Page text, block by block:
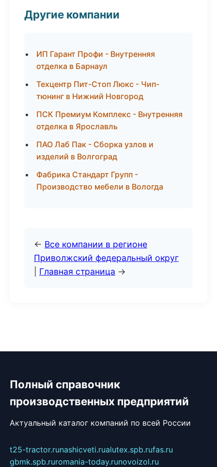
Другие компании
ИП Гарант Профи - Внутренняя
отделка в Барнаул
Техцентр Пит-Стоп Люкс - Чип-
тюнинг в Нижний Новгород
ПСК Премиум Комплекс - Внутренняя
отделка в Ярославль
ПАО Лаб Пак - Сборка узлов и
изделий в Волгоград
Фабрика Стандарт Групп -
Производство мебели в Вологда
← Все компании в регионе
Приволжский федеральный округ
Главная страница →
Полный справочник
производственных предприятий
Актуальный каталог компаний по всей России
t25-tractor.runashicveti.rualutex.spb.rufas.ru
gbmk.spb.ruromania-today.runovoizol.ru